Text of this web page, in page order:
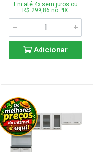
Em até 4x sem juros ou
R$ 299,86 no PIX
Adicionar